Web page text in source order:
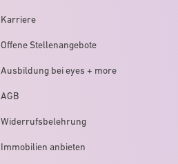
Karriere
Offene Stellenangebote
Ausbildung bei eyes + more
AGB
Widerrufsbelehrung
Immobilien anbieten